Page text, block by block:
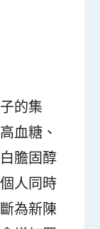
的集
血糖、
膽固醇
人同時
為新陳